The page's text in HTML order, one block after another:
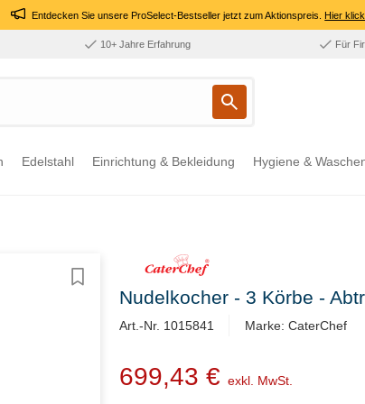
Entdecken Sie unsere ProSelect-Bestseller jetzt zum Aktionspreis.Hier
10+ Jahre Erfahrung Für
Edelstahl Einrichtung & Bekleidung Hygiene &
Nudelkocher - 3 Körbe -
Art.-Nr. 1015841 Marke: CaterChef
699,43 € exkl. MwSt.